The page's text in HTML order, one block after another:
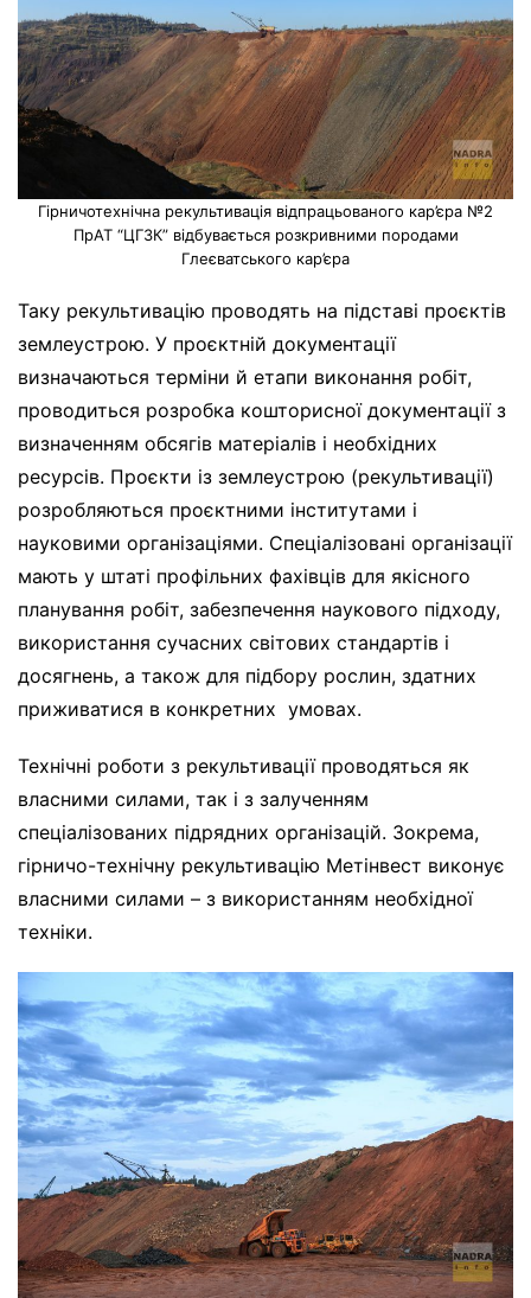
Гірничотехнічна рекультивація відпрацьованого кар’єра №2
ПрАТ “ЦГЗК” відбувається розкривними породами
Глеєватського кар’єра
Таку рекультивацію проводять на підставі проєктів
землеустрою. У проєктній документації
визначаються терміни й етапи виконання робіт,
проводиться розробка кошторисної документації з
визначенням обсягів матеріалів і необхідних
ресурсів. Проєкти із землеустрою (рекультивації)
розробляються проєктними інститутами і
науковими організаціями. Спеціалізовані організації
мають у штаті профільних фахівців для якісного
планування робіт, забезпечення наукового підходу,
використання сучасних світових стандартів і
досягнень, а також для підбору рослин, здатних
приживатися в конкретних умовах.
Технічні роботи з рекультивації проводяться як
власними силами, так і з залученням
спеціалізованих підрядних організацій. Зокрема,
гірничо-технічну рекультивацію Метінвест виконує
власними силами – з використанням необхідної
техніки.